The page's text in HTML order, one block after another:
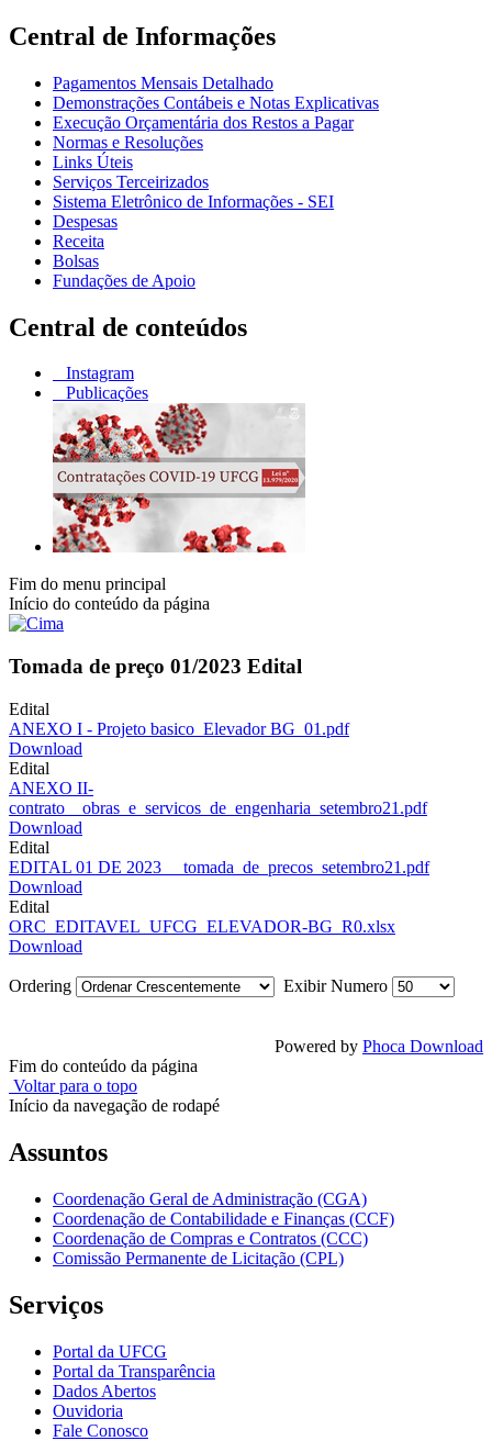
Central de Informações
Pagamentos Mensais Detalhado
Demonstrações Contábeis e Notas Explicativas
Execução Orçamentária dos Restos a Pagar
Normas e Resoluções
Links Úteis
Serviços Terceirizados
Sistema Eletrônico de Informações - SEI
Despesas
Receita
Bolsas
Fundações de Apoio
Central de conteúdos
Instagram
Publicações
Fim do menu principal
Início do conteúdo da página
Tomada de preço 01/2023 Edital
Edital
ANEXO I - Projeto basico_Elevador BG_01.pdf
Download
Edital
ANEXO II-
contrato__obras_e_servicos_de_engenharia_setembro21.pdf
Download
Edital
EDITAL 01 DE 2023 __tomada_de_precos_setembro21.pdf
Download
Edital
ORC_EDITAVEL_UFCG_ELEVADOR-BG_R0.xlsx
Download
Ordering Exibir Numero
Powered by Phoca Download
Fim do conteúdo da página
Voltar para o topo
Início da navegação de rodapé
Assuntos
Coordenação Geral de Administração (CGA)
Coordenação de Contabilidade e Finanças (CCF)
Coordenação de Compras e Contratos (CCC)
Comissão Permanente de Licitação (CPL)
Serviços
Portal da UFCG
Portal da Transparência
Dados Abertos
Ouvidoria
Fale Conosco